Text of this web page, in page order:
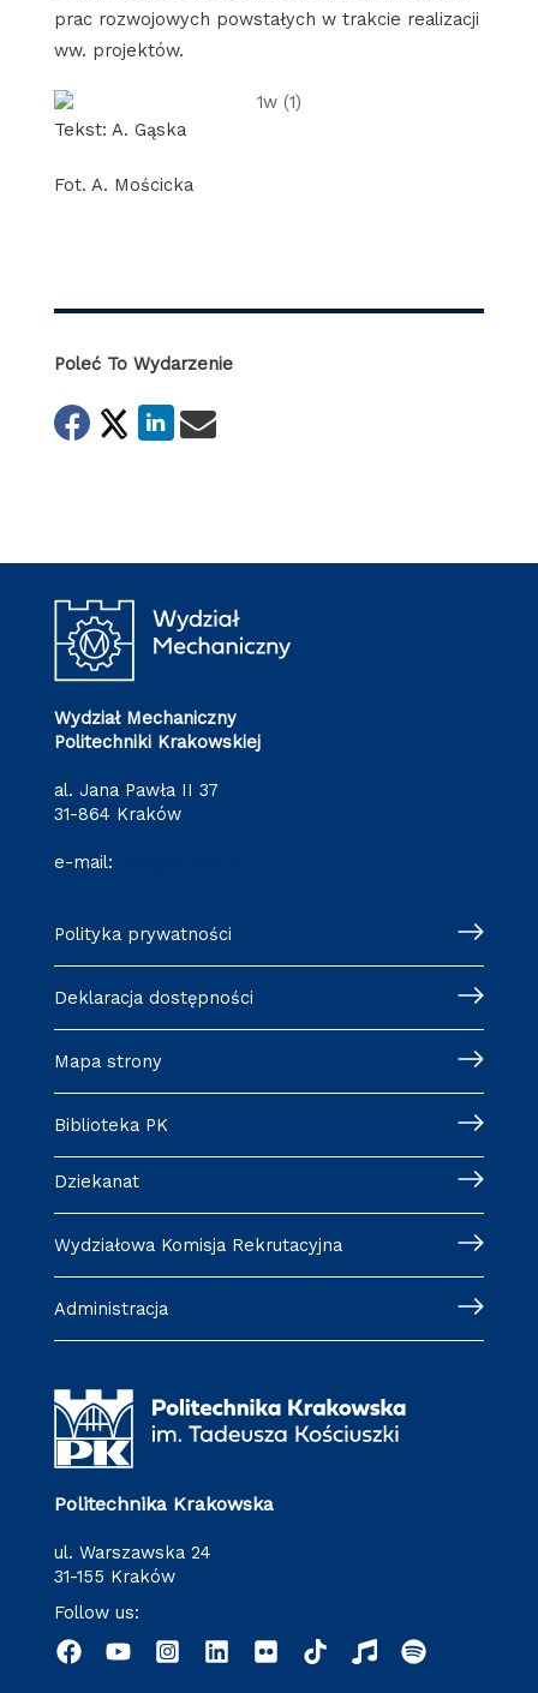
prac rozwojowych powstałych w trakcie realizacji
ww. projektów.
Tekst: A. Gąska
Fot. A. Mościcka
Poleć To Wydarzenie
Wydział Mechaniczny
Politechniki Krakowskiej
al. Jana Pawła II 37
31-864 Kraków
e-mail:
Polityka prywatności
Deklaracja dostępności
Mapa strony
Biblioteka PK
Dziekanat
Wydziałowa Komisja Rekrutacyjna
Administracja
Politechnika Krakowska
ul. Warszawska 24
31-155 Kraków
Follow us: